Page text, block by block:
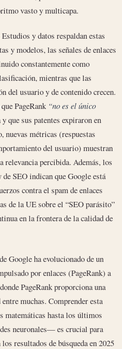
vasto y multicapa.
Estudios y datos respaldan estas
y modelos, las señales de enlaces
constantemente como
mientras que las
del usuario y de contenido crecen.
PageRank “no es el único
que sus patentes expiraron en
nuevas métricas (respuestas
del usuario) muestran
relevancia percibida. Además, los
SEO indican que Google está
contra el spam de enlaces
de la UE sobre el “SEO parásito”
en la frontera de la calidad de
Google ha evolucionado de un
por enlaces (PageRank) a
PageRank proporciona una
muchas. Comprender esta
hasta los últimos
neuronales— es crucial para
resultados de búsqueda en 2025